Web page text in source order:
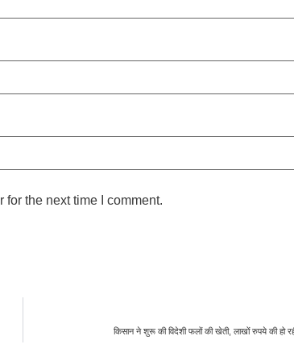
the next time I comment.
किसान ने शुरू की विदेशी फलों की खेती, लाखों रुपये की हो